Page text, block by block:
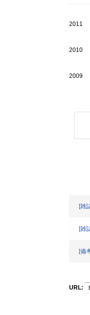
2011
2010
2009
[雑
[雑
[備
URL: